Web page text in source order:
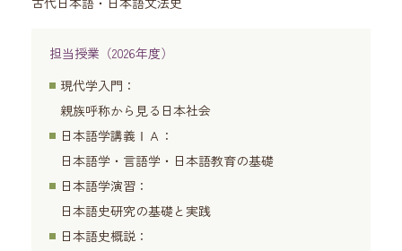
担当授業（2026年度）
現代学入門：
親族呼称から見る日本社会
日本語学講義ⅠＡ：
日本語学・言語学・日本語教育の基礎
日本語学演習：
日本語史研究の基礎と実践
日本語史概説：